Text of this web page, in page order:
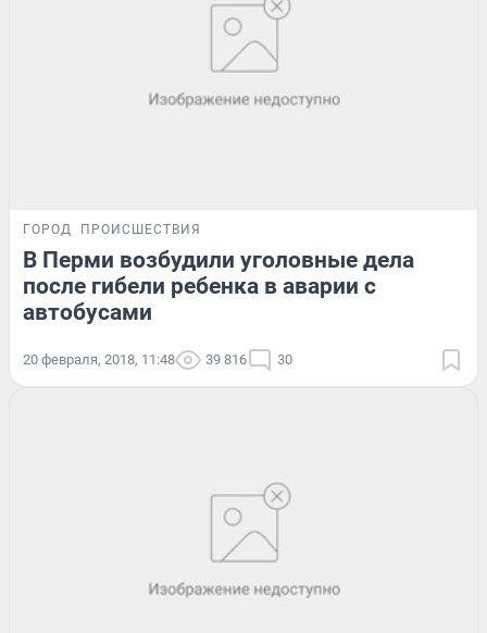
ГОРОД ПРОИСШЕСТВИЯ
В Перми возбудили уголовные дела
после гибели ребенка в аварии с
автобусами
20 февраля, 2018, 11:48 39 816 30